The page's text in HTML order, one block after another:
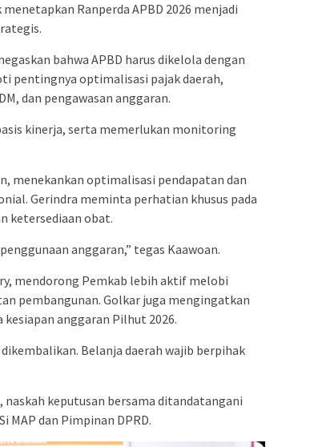
Ranperda APBD 2026 menjadi
bahwa APBD harus dikelola dengan
pentingnya optimalisasi pajak daerah,
dan pengawasan anggaran.
kinerja, serta memerlukan monitoring
menekankan optimalisasi pendapatan dan
Gerindra meminta perhatian khusus pada
ketersediaan obat.
anggaran,” tegas Kaawoan.
mendorong Pemkab lebih aktif melobi
pembangunan. Golkar juga mengingatkan
anggaran Pilhut 2026.
Belanja daerah wajib berpihak
keputusan bersama ditandatangani
MAP dan Pimpinan DPRD.